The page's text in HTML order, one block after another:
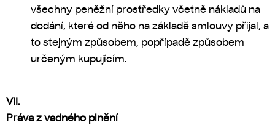
všechny peněžní prostředky včetně nákladů na
dodání, které od něho na základě smlouvy přijal, a
to stejným způsobem, popřípadě způsobem
určeným kupujícím.
VII.
Práva z vadného plnění